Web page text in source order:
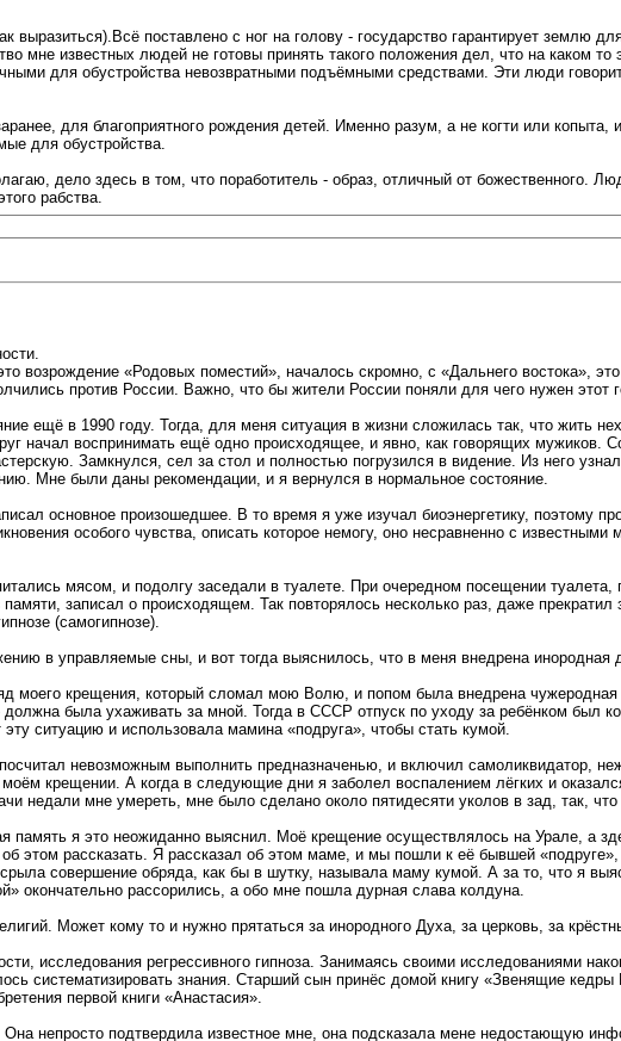
поставлено с ног на голову - государство гарантирует землю
известных людей не готовы принять такого положения дел, что на каком то
для обустройства невозвратными подъёмными средствами. Эти люди
для благоприятного рождения детей. Именно разум, а не когти или
для обустройства.
дело здесь в том, что поработитель - образ, отличный от божественного.
рабства.
возрождение «Родовых поместий», началось скромно, с «Дальнего востока»,
против России. Важно, что бы жители России поняли для чего нужен этот
ещё в 1990 году. Тогда, для меня ситуация в жизни сложилась так, что жить
начал воспринимать ещё одно происходящее, и явно, как говорящих мужиков.
Замкнулся, сел за стол и полностью погрузился в видение. Из него
Мне были даны рекомендации, и я вернулся в нормальное состояние.
основное произошедшее. В то время я уже изучал биоэнергетику, поэтому
особого чувства, описать которое немогу, оно несравненно с
мясом, и подолгу заседали в туалете. При очередном посещении туалета,
записал о происходящем. Так повторялось несколько раз, даже
(самогипнозе).
в управляемые сны, и вот тогда выяснилось, что в меня внедрена
моего крещения, который сломал мою Волю, и попом была внедрена
была ухаживать за мной. Тогда в СССР отпуск по уходу за ребёнком был
ситуацию и использовала мамина «подруга», чтобы стать кумой.
невозможным выполнить предназначенью, и включил самоликвидатор,
крещении. А когда в следующие дни я заболел воспалением лёгких и
недали мне умереть, мне было сделано около пятидесяти уколов в зад, так,
память я это неожиданно выяснил. Моё крещение осуществлялось на Урале, а
этом рассказать. Я рассказал об этом маме, и мы пошли к её бывшей
совершение обряда, как бы в шутку, называла маму кумой. А за то, что я
окончательно рассорились, а обо мне пошла дурная слава колдуна.
Может кому то и нужно прятаться за инородного Духа, за церковь, за
исследования регрессивного гипноза. Занимаясь своими исследованиями
систематизировать знания. Старший сын принёс домой книгу «Звенящие
первой книги «Анастасия».
непросто подтвердила известное мне, она подсказала мене недостающую